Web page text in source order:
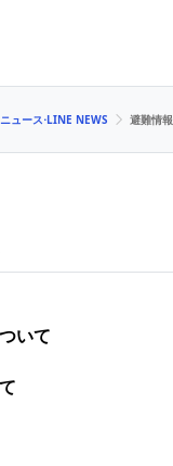
ニュース⋅LINE NEWS 避難情報
いて